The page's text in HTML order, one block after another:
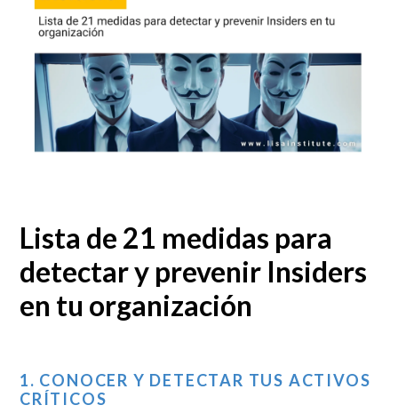
Lista de 21 medidas para
detectar y prevenir Insiders
en tu organización
1. CONOCER Y DETECTAR TUS ACTIVOS
CRÍTICOS